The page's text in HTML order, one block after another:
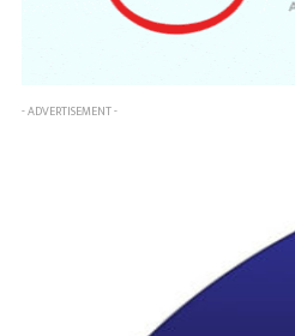
- ADVERTISEMENT -